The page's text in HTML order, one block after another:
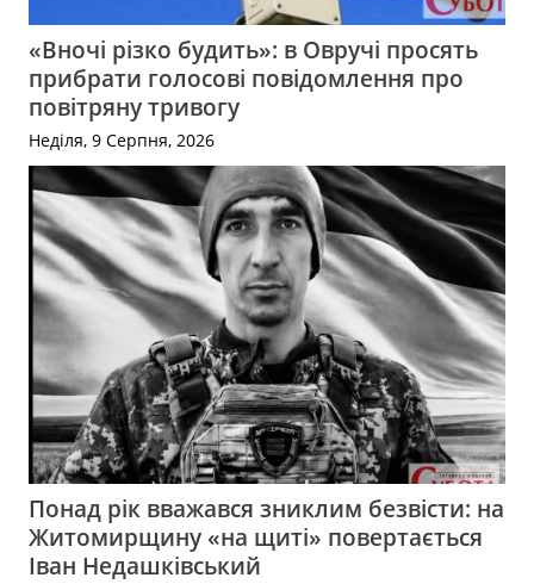
«Вночі різко будить»: в Овручі просять
прибрати голосові повідомлення про
повітряну тривогу
Неділя, 9 Серпня, 2026
Понад рік вважався зниклим безвісти: на
Житомирщину «на щиті» повертається
Іван Недашківський